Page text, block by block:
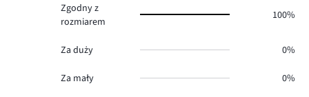
Zgodny z
rozmiarem
100%
Za duży 0%
Za mały 0%